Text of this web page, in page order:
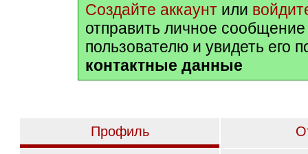
Создайте аккаунт или
отправить личное
пользователю и увидеть его
контактные данные
Профиль